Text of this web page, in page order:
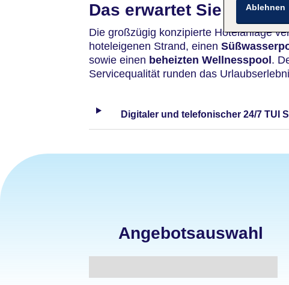
Das erwartet Sie
Die großzügig konzipierte Hotelanlage
hoteleigenen Strand, einen
sowie einen beheizten Wellnesspool .
Servicequalität runden das
Digitaler und telefonischer 24/7 TUI
Angebotsauswahl
Ablehnen